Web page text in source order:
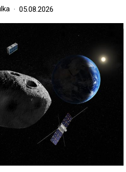
05.08.2026